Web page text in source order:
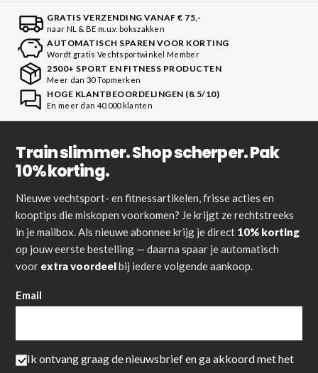
GRATIS VERZENDING VANAF € 75,-
naar NL & BE m.u.v. bokszakken
AUTOMATISCH SPAREN VOOR KORTING
Wordt gratis Vechtsportwinkel Member
2500+ SPORT EN FITNESS PRODUCTEN
Meer dan 30 Topmerken
HOGE KLANTBEOORDELINGEN (8.5/10)
En meer dan 40.000 klanten
Train slimmer. Shop scherper. Pak
10% korting.
Nieuwe vechtsport- en fitnessartikelen, frisse acties en
kooptips die miskopen voorkomen? Je krijgt ze rechtstreeks
in je mailbox. Als nieuwe abonnee krijg je direct 10% korting
op jouw eerste bestelling — daarna spaar je automatisch
voor extra voordeelbij iedere volgende aankoop.
Email
Ik ontvang graag de nieuwsbrief en ga akkoord met het